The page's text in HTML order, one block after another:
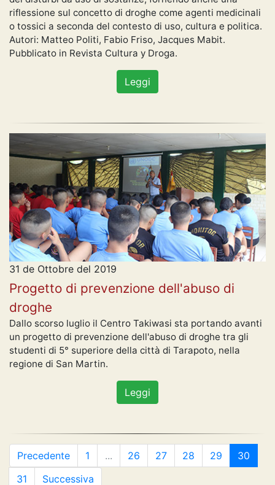
riflessione sul concetto di droghe come agenti medicinali
o tossici a seconda del contesto di uso, cultura e politica.
Autori: Matteo Politi, Fabio Friso, Jacques Mabit.
Pubblicato in Revista Cultura y Droga.
Leggi
31 de Ottobre del 2019
Progetto di prevenzione dell'abuso di
droghe
Dallo scorso luglio il Centro Takiwasi sta portando avanti
un progetto di prevenzione dell'abuso di droghe tra gli
studenti di 5° superiore della città di Tarapoto, nella
regione di San Martin.
Leggi
Precedente 1 ... 26 27 28 29
30
31
Successiva